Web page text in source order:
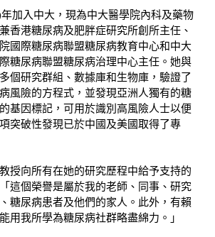
加入中大，現為中大醫學院內科及藥物
香港糖尿病及肥胖症研究所創所主任、
國際糖尿病聯盟糖尿病教育中心和中大
糖尿病聯盟糖尿病治理中心主任。她與
個研究群組、數據庫和生物庫，驗證了
風險的方程式，並發現亞洲人獨有的糖
基因標記，可用於識別高風險人士以便
突破性發現已於中國及美國取得了專
授向所有在她的研究歷程中給予支持的
這個榮譽是屬於我的老師、同事、研究
糖尿病患者及他們的家人。此外，有賴
用我所學為糖尿病社群略盡綿力。」